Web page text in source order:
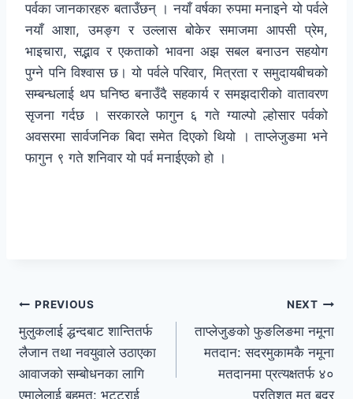
पर्वका जानकारहरु बताउँछन् । नयाँ वर्षका रुपमा मनाइने यो पर्वले
नयाँ आशा, उमङ्ग र उल्लास बोकेर समाजमा आपसी प्रेम,
भाइचारा, सद्भाव र एकताको भावना अझ सबल बनाउन सहयोग
पुग्ने पनि विश्वास छ। यो पर्वले परिवार, मित्रता र समुदायबीचको
सम्बन्धलाई थप घनिष्ठ बनाउँदै सहकार्य र समझदारीको वातावरण
सृजना गर्दछ । सरकारले फागुन ६ गते ग्याल्पो ल्होसार पर्वको
अवसरमा सार्वजनिक बिदा समेत दिएको थियो । ताप्लेजुङमा भने
फागुन ९ गते शनिवार यो पर्व मनाईएको हो ।
PREVIOUS
मुलुकलाई द्धन्दबाट शान्तितर्फ
लैजान तथा नवयुवाले उठाएका
आवाजको सम्बोधनका लागि
एमालेलाई बहुमत: भट्टराई
NEXT
ताप्लेजुङको फुङलिङमा नमूना
मतदान: सदरमुकामकै नमूना
मतदानमा प्रत्यक्षतर्फ ४०
प्रतिशत मत बदर